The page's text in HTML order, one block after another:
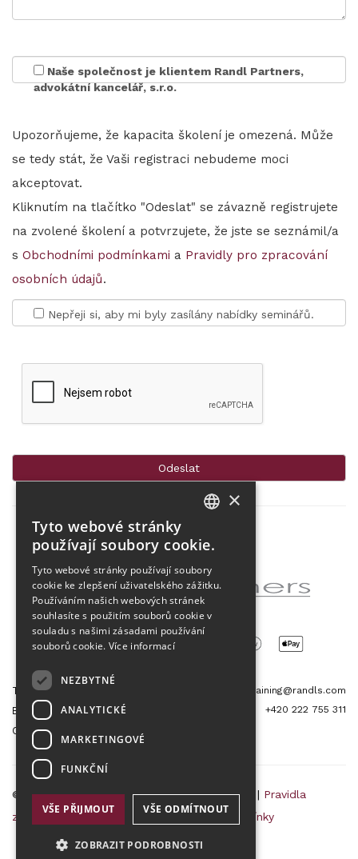
Naše společnost je klientem Randl Partners,
advokátní kancelář, s.r.o.
Upozorňujeme, že kapacita školení je omezená. Může
se tedy stát, že Vaši registraci nebudeme moci
akceptovat.
Kliknutím na tlačítko "Odeslat" se závazně registrujete
na zvolené školení a potvrzujete, že jste se seznámil/a
s Obchodními podmínkami a Pravidly pro zpracování
osobních údajů.
Nepřeji si, aby mi byly zasílány nabídky seminářů.
Partner projektu
Tetris Office Building
Budějovická 1550/15a
CZ 140 00, Praha 4
training@randls.com
+420 222 755 311
© 2026 Randls Training |Mapa stránek|RSS | Pravidla
zpracování osobních údajů|Obchodní podmínky
×
Tyto webové stránky
používají soubory cookie.
Tyto webové stránky používají soubory
cookie ke zlepšení uživatelského zážitku.
Používáním našich webových stránek
souhlasíte s použitím souborů cookie v
souladu s našimi zásadami používání
souborů cookie. Více informací
NEZBYTNÉ
ANALYTICKÉ
MARKETINGOVÉ
FUNKČNÍ
VŠE PŘIJMOUT VŠE ODMÍTNOUT
ZOBRAZIT PODROBNOSTI